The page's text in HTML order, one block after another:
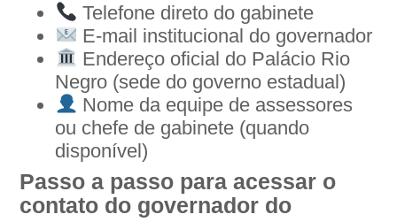
Telefone direto do gabinete
E-mail institucional do governador
Endereço oficial do Palácio Rio
Negro (sede do governo estadual)
Nome da equipe de assessores
ou chefe de gabinete (quando
disponível)
Passo a passo para acessar o
contato do governador do